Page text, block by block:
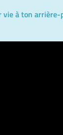
vie à ton